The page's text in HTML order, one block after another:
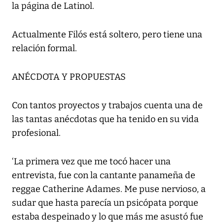
la página de Latinol.
Actualmente Filós está soltero, pero tiene una
relación formal.
ANÉCDOTA Y PROPUESTAS
Con tantos proyectos y trabajos cuenta una de
las tantas anécdotas que ha tenido en su vida
profesional.
‘La primera vez que me tocó hacer una
entrevista, fue con la cantante panameña de
reggae Catherine Adames. Me puse nervioso, a
sudar que hasta parecía un psicópata porque
estaba despeinado y lo que más me asustó fue